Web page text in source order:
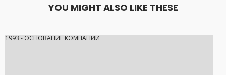
2018
СТРОИТЕЛЬСТВО
И ЗЕМЛЕЙ
YOU MIGHT ALSO LIKE THESE
1993 - ОСНОВАНИЕ КОМПАНИИ